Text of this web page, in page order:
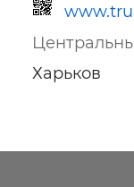
Харьков